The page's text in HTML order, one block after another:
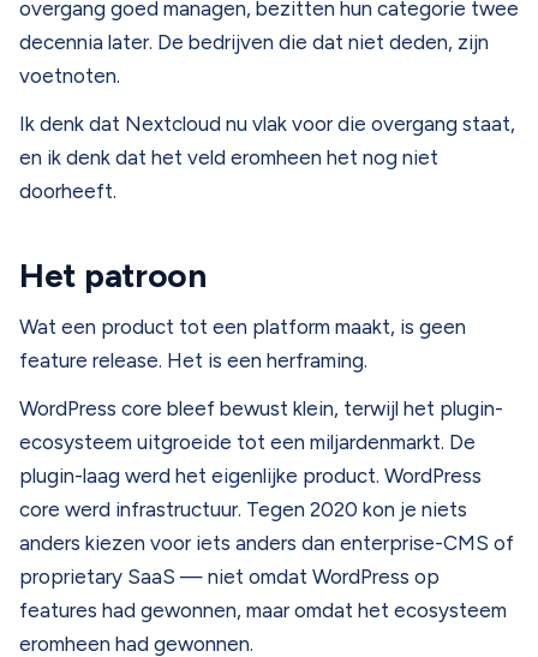
overgang goed managen, bezitten hun categorie twee
decennia later. De bedrijven die dat niet deden, zijn
voetnoten.
Ik denk dat Nextcloud nu vlak voor die overgang staat,
en ik denk dat het veld eromheen het nog niet
doorheeft.
Het patroon
Wat een product tot een platform maakt, is geen
feature release. Het is een herframing.
WordPress core bleef bewust klein, terwijl het plugin-
ecosysteem uitgroeide tot een miljardenmarkt. De
plugin-laag werd het eigenlijke product. WordPress
core werd infrastructuur. Tegen 2020 kon je niets
anders kiezen voor iets anders dan enterprise-CMS of
proprietary SaaS — niet omdat WordPress op
features had gewonnen, maar omdat het ecosysteem
eromheen had gewonnen.